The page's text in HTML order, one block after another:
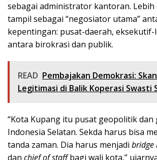
sebagai administrator kantoran. Lebih
tampil sebagai “negosiator utama”
kepentingan: pusat-daerah,
antara birokrasi dan publik.
READ Pembajakan Demokrasi:
Legitimasi di Balik Koperasi Swasti
“Kota Kupang itu pusat geopolitik dan
Indonesia Selatan. Sekda harus bisa
tanda zaman. Dia harus menjadi bridge
dan chief of staffbagi wali kota,”